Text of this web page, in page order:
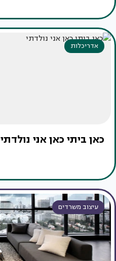
אדריכלות
כאן ביתי כאן אני נולדתי
עיצוב משרדים